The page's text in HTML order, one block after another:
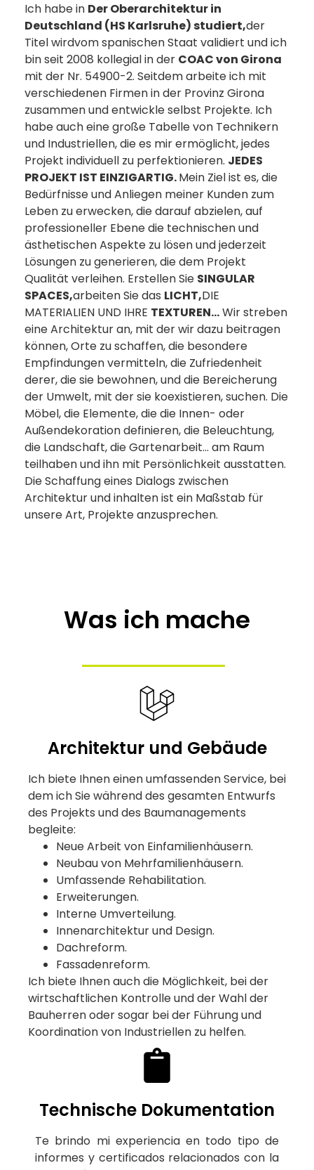
Ich habe in Der Oberarchitektur in
Deutschland (HS Karlsruhe) studiert,der
Titel wirdvom spanischen Staat validiert und ich
bin seit 2008 kollegial in der COAC von Girona
mit der Nr. 54900-2. Seitdem arbeite ich mit
verschiedenen Firmen in der Provinz Girona
zusammen und entwickle selbst Projekte. Ich
habe auch eine große Tabelle von Technikern
und Industriellen, die es mir ermöglicht, jedes
Projekt individuell zu perfektionieren. JEDES
PROJEKT IST EINZIGARTIG.Mein Ziel ist es, die
Bedürfnisse und Anliegen meiner Kunden zum
Leben zu erwecken, die darauf abzielen, auf
professioneller Ebene die technischen und
ästhetischen Aspekte zu lösen und jederzeit
Lösungen zu generieren, die dem Projekt
Qualität verleihen. Erstellen Sie SINGULAR
SPACES,arbeiten Sie das LICHT,DIE
MATERIALIEN UND IHRE TEXTUREN…Wir streben
eine Architektur an, mit der wir dazu beitragen
können, Orte zu schaffen, die besondere
Empfindungen vermitteln, die Zufriedenheit
derer, die sie bewohnen, und die Bereicherung
der Umwelt, mit der sie koexistieren, suchen. Die
Möbel, die Elemente, die die Innen- oder
Außendekoration definieren, die Beleuchtung,
die Landschaft, die Gartenarbeit… am Raum
teilhaben und ihn mit Persönlichkeit ausstatten.
Die Schaffung eines Dialogs zwischen
Architektur und inhalten ist ein Maßstab für
unsere Art, Projekte anzusprechen.
Was ich mache
Architektur und Gebäude
Ich biete Ihnen einen umfassenden Service, bei
dem ich Sie während des gesamten Entwurfs
des Projekts und des Baumanagements
begleite:
Neue Arbeit von Einfamilienhäusern.
Neubau von Mehrfamilienhäusern.
Umfassende Rehabilitation.
Erweiterungen.
Interne Umverteilung.
Innenarchitektur und Design.
Dachreform.
Fassadenreform.
Ich biete Ihnen auch die Möglichkeit, bei der
wirtschaftlichen Kontrolle und der Wahl der
Bauherren oder sogar bei der Führung und
Koordination von Industriellen zu helfen.
Technische Dokumentation
Te brindo mi experiencia en todo tipo de
informes y certificados relacionados con la